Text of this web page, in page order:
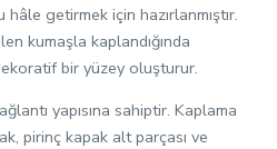
getirmek için hazırlanmıştır.
kumaşla kaplandığında
bir yüzey oluşturur.
yapısına sahiptir. Kaplama
pirinç kapak alt parçası ve